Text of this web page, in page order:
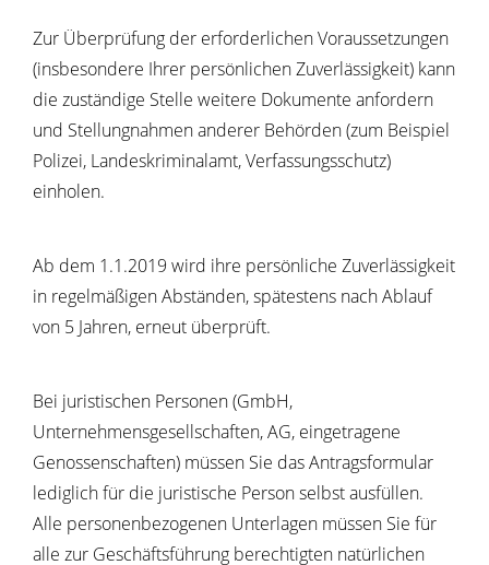
Zur Überprüfung der erforderlichen Voraussetzungen
(insbesondere Ihrer persönlichen Zuverlässigkeit) kann
die zuständige Stelle weitere Dokumente anfordern
und Stellungnahmen anderer Behörden (zum Beispiel
Polizei, Landeskriminalamt, Verfassungsschutz)
einholen.
Ab dem 1.1.2019 wird ihre persönliche Zuverlässigkeit
in regelmäßigen Abständen, spätestens nach Ablauf
von 5 Jahren, erneut überprüft.
Bei juristischen Personen (GmbH,
Unternehmensgesellschaften, AG, eingetragene
Genossenschaften) müssen Sie das Antragsformular
lediglich für die juristische Person selbst ausfüllen.
Alle personenbezogenen Unterlagen müssen Sie für
alle zur Geschäftsführung berechtigten natürlichen